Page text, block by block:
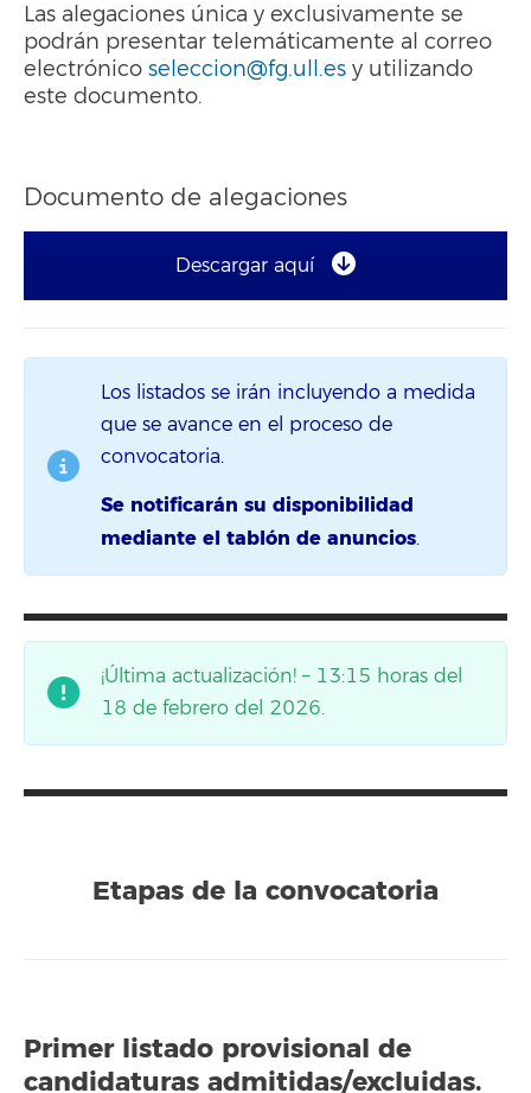
Las alegaciones única y exclusivamente se
podrán presentar telemáticamente al correo
electrónico seleccion@fg.ull.es y utilizando
este documento.
Documento de alegaciones
Descargar aquí
Los listados se irán incluyendo a medida
que se avance en el proceso de
convocatoria.
Se notificarán su disponibilidad
mediante el tablón de anuncios.
¡Última actualización! – 13:15 horas del
18 de febrero del 2026.
Etapas de la convocatoria
Primer listado provisional de
candidaturas admitidas/excluidas.